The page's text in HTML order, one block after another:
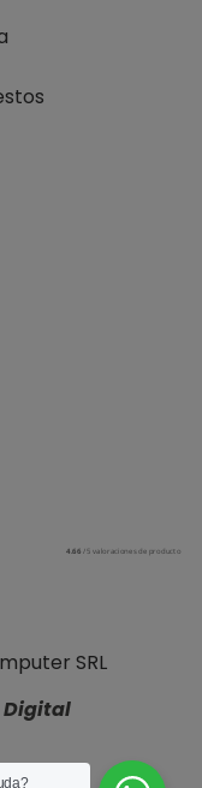
4.66 / 5 valoraciones de producto
SRL
Digital